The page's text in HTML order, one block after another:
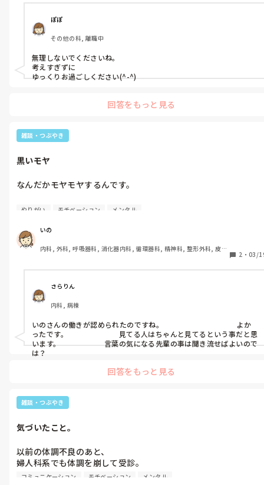
連絡しよう！
と思っていたら…
◎2つ目
母の知り合いのお父さまがクリニックを
1人病気で辞めるから娘さん来てくれませんか？
って連絡があったよと母から話がありました。
あります。
わーーーー…嬉しいけど、こわいーーー…。
このクリニックは、
入院施設のある透析メインのクリニックです。
とっても迷い始め、悩み始め…。
面接だけでもしてみませんか？との事で、
訪問看護の方は一旦保留で、
しました。
まぁ…今まで転職活動してきて、
向こうからオファーがあって面接行っても
履歴書見て顔色変えて
今回は残念ですがって連絡くるのがオチ
だったから、今回も全然期待してないし、
なんなら履歴書も無駄になるだろうなと思う。
傷つきたくないから期待したくない。
だからね、期待はしないようにね。
看護師。もう一度…。
どうなるかは分かりませんが、
どうせ不採用って思って逆に気楽に面接に
挑もうと思います。
いや、集中しろ自分。
負けるな、大丈夫。
その後、特にミスなく退勤
怖くなった。
全部、全部、思い出す。
看護師
看護師…。
大丈夫、もうあの人とは関わらないから。
大丈夫、大丈夫…。
こわい。つらい。
私はまだここにいた。
夜は理由なく眠れない日が続く。
息が止まるくらいの動悸と耳鳴り。
急に悲しくなって涙が出る。
母に相談した。
すると、
｢若年性更年期障害じゃないか？｣
症状は全く同じ。
いろんな悪い環境が重なって、
今度、婦人科に行って相談する予定。
何もないのに心だけが疲れていく。
原因と言えば1つ。
ずっと過去に居て、
過去の事ばかり考えて、
過去に怯えて、
今を生きていない。
だからいつまで経っても
分かっているけど進めない。
怖くてたまらない。
今と未来を強く生きる勇気が無い。
幸せを抱きしめる心のスペースが、
ぽぽ
その他の科, 離職中
無理しないでくださいね。
考えすぎずに
ゆっくりお過ごしください(^-^)
回答をもっと見る
雑談・つぶやき
黒いモヤ
なんだかモヤモヤするんです。
婦人科受診の後から、
なのにモヤモヤするんです。
きちんと自分で責任を取る事が出来たり。
そして、入職して3ヶ月が経ち、
ペアで指導してくれていた先輩が
いちスタッフとして1つランクが上がり、
お給与が上がることになりました。
お給与はほんの少しですが、
  上がるというものじゃなくて、
  いのさんだから私は上司にランクアップの
｢これからも頑張ってほしいです。｣
との事でした。
とても充実した日々を過ごせています。
小さいミスを減らせたら尚良いかなと。
やりがい モチベーション メンタル
いの
内科, 外科, 呼吸器科, 消化器内科, 循環器科, 精神科, 整形外科, 皮膚
2 ・ 03/
さらりん
内科, 病棟
いのさんの働きが認められたのですね。　　　　　　　　　　よか
ったです。　　　　　　　見てる人はちゃんと見てるという事だと思
います。　　　　　　言葉の気になる先輩の事は聞き流せばよいので
は？
回答をもっと見る
雑談・つぶやき
気づいたこと。
以前の体調不良のあと、
婦人科系でも体調を崩して受診。
コミュニケーション モチベーション メンタル